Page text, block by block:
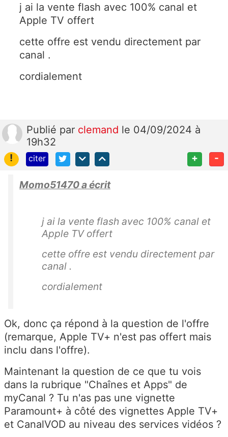
j ai la vente flash avec 100% canal et
Apple TV offert
cette offre est vendu directement par
canal .
cordialement
Publié par clemand le 04/09/2024 à
19h32
!
citer + -
Momo51470 a écrit
j ai la vente flash avec 100% canal et
Apple TV offert
cette offre est vendu directement par
canal .
cordialement
Ok, donc ça répond à la question de l'offre
(remarque, Apple TV+ n'est pas offert mais
inclu dans l'offre).
Maintenant la question de ce que tu vois
dans la rubrique "Chaînes et Apps" de
myCanal ? Tu n'as pas une vignette
Paramount+ à côté des vignettes Apple TV+
et CanalVOD au niveau des services vidéos ?